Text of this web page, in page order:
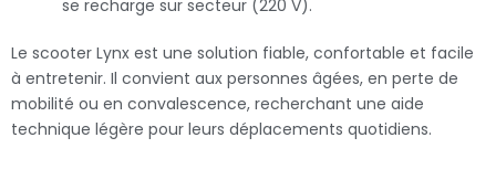
se recharge sur secteur (220 V).
Le scooter Lynx est une solution fiable, confortable et facile
à entretenir. Il convient aux personnes âgées, en perte de
mobilité ou en convalescence, recherchant une aide
technique légère pour leurs déplacements quotidiens.